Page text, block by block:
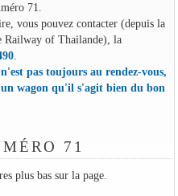
71.
vous pouvez contacter (depuis la
Railway of Thailande), la
.
pas toujours au rendez-vous,
wagon qu'il s'agit bien du bon
71
plus bas sur la page.